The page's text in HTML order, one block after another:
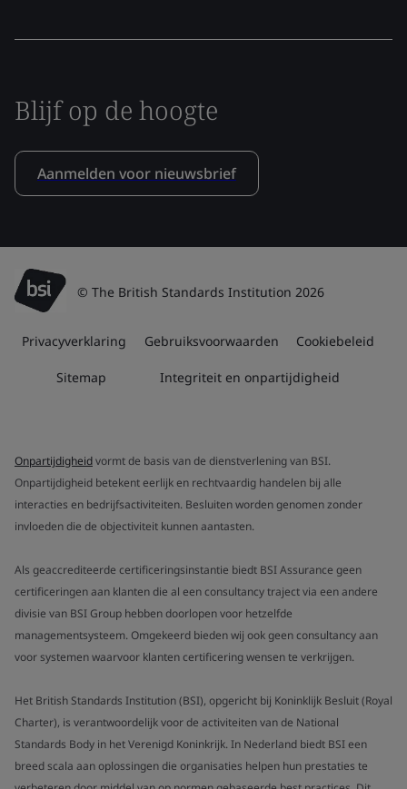
Blijf op de hoogte
Aanmelden voor nieuwsbrief
© The British Standards Institution 2026
Privacyverklaring Gebruiksvoorwaarden Cookiebeleid
Sitemap Integriteit en onpartijdigheid
Onpartijdigheidvormt de basis van de dienstverlening van BSI.
Onpartijdigheid betekent eerlijk en rechtvaardig handelen bij alle
interacties en bedrijfsactiviteiten. Besluiten worden genomen zonder
invloeden die de objectiviteit kunnen aantasten.
Als geaccrediteerde certificeringsinstantie biedt BSI Assurance geen
certificeringen aan klanten die al een consultancy traject via een andere
divisie van BSI Group hebben doorlopen voor hetzelfde
managementsysteem. Omgekeerd bieden wij ook geen consultancy aan
voor systemen waarvoor klanten certificering wensen te verkrijgen.
Het British Standards Institution (BSI), opgericht bij Koninklijk Besluit (Royal
Charter), is verantwoordelijk voor de activiteiten van de National
Standards Body in het Verenigd Koninkrijk. In Nederland biedt BSI een
breed scala aan oplossingen die organisaties helpen hun prestaties te